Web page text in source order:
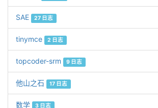
SAE 27 日志
tinymce 2 日志
topcoder-srm 9 日志
他山之石 17 日志
数学 3 日志